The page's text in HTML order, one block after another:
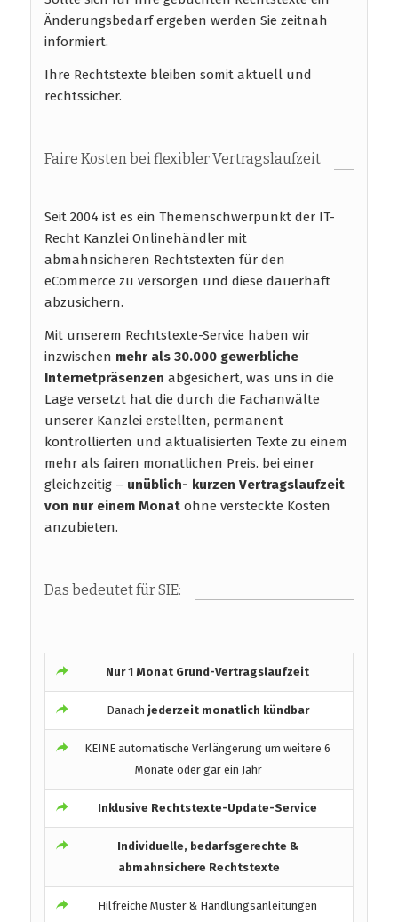
Änderungsbedarf ergeben werden Sie zeitnah
informiert.
Ihre Rechtstexte bleiben somit aktuell und
rechtssicher.
Faire Kosten bei flexibler Vertragslaufzeit
Seit 2004 ist es ein Themenschwerpunkt der IT-
Recht Kanzlei Onlinehändler mit
abmahnsicheren Rechtstexten für den
eCommerce zu versorgen und diese dauerhaft
abzusichern.
Mit unserem Rechtstexte-Service haben wir
inzwischen mehr als 30.000 gewerbliche
Internetpräsenzen abgesichert, was uns in die
Lage versetzt hat die durch die Fachanwälte
unserer Kanzlei erstellten, permanent
kontrollierten und aktualisierten Texte zu einem
mehr als fairen monatlichen Preis. bei einer
gleichzeitig – unüblich- kurzen Vertragslaufzeit
von nur einem Monat ohne versteckte Kosten
anzubieten.
Das bedeutet für SIE:
Nur 1 Monat Grund-Vertragslaufzeit
Danach jederzeit monatlich kündbar
KEINE automatische Verlängerung um weitere 6
Monate oder gar ein Jahr
Inklusive Rechtstexte-Update-Service
Individuelle, bedarfsgerechte &
abmahnsichere Rechtstexte
Hilfreiche Muster & Handlungsanleitungen